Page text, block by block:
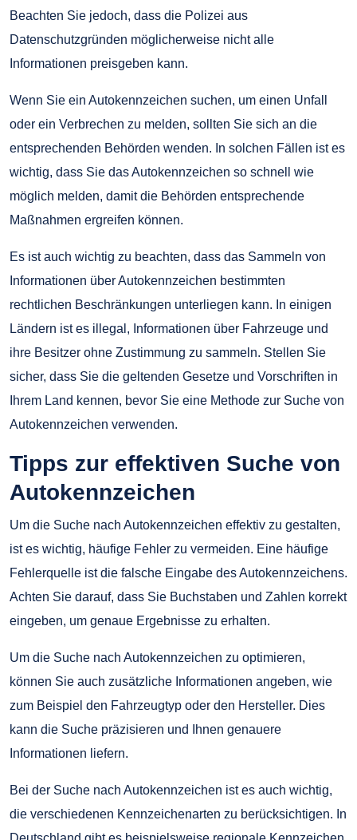
Beachten Sie jedoch, dass die Polizei aus
Datenschutzgründen möglicherweise nicht alle
Informationen preisgeben kann.
Wenn Sie ein Autokennzeichen suchen, um einen Unfall
oder ein Verbrechen zu melden, sollten Sie sich an die
entsprechenden Behörden wenden. In solchen Fällen ist es
wichtig, dass Sie das Autokennzeichen so schnell wie
möglich melden, damit die Behörden entsprechende
Maßnahmen ergreifen können.
Es ist auch wichtig zu beachten, dass das Sammeln von
Informationen über Autokennzeichen bestimmten
rechtlichen Beschränkungen unterliegen kann. In einigen
Ländern ist es illegal, Informationen über Fahrzeuge und
ihre Besitzer ohne Zustimmung zu sammeln. Stellen Sie
sicher, dass Sie die geltenden Gesetze und Vorschriften in
Ihrem Land kennen, bevor Sie eine Methode zur Suche von
Autokennzeichen verwenden.
Tipps zur effektiven Suche von
Autokennzeichen
Um die Suche nach Autokennzeichen effektiv zu gestalten,
ist es wichtig, häufige Fehler zu vermeiden. Eine häufige
Fehlerquelle ist die falsche Eingabe des Autokennzeichens.
Achten Sie darauf, dass Sie Buchstaben und Zahlen korrekt
eingeben, um genaue Ergebnisse zu erhalten.
Um die Suche nach Autokennzeichen zu optimieren,
können Sie auch zusätzliche Informationen angeben, wie
zum Beispiel den Fahrzeugtyp oder den Hersteller. Dies
kann die Suche präzisieren und Ihnen genauere
Informationen liefern.
Bei der Suche nach Autokennzeichen ist es auch wichtig,
die verschiedenen Kennzeichenarten zu berücksichtigen. In